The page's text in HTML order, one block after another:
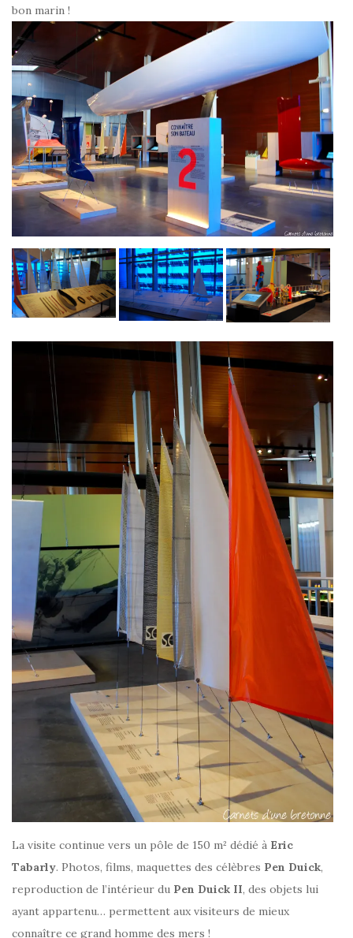
bon marin !
La visite continue vers un pôle de 150 m² dédié à Eric
Tabarly. Photos, films, maquettes des célèbres Pen Duick,
reproduction de l’intérieur du Pen Duick II, des objets lui
ayant appartenu… permettent aux visiteurs de mieux
connaître ce grand homme des mers !